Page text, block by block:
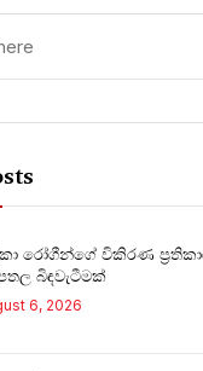
රෝගීන්ගේ විකිරණ
බිඳවැටීමක්
6, 2026